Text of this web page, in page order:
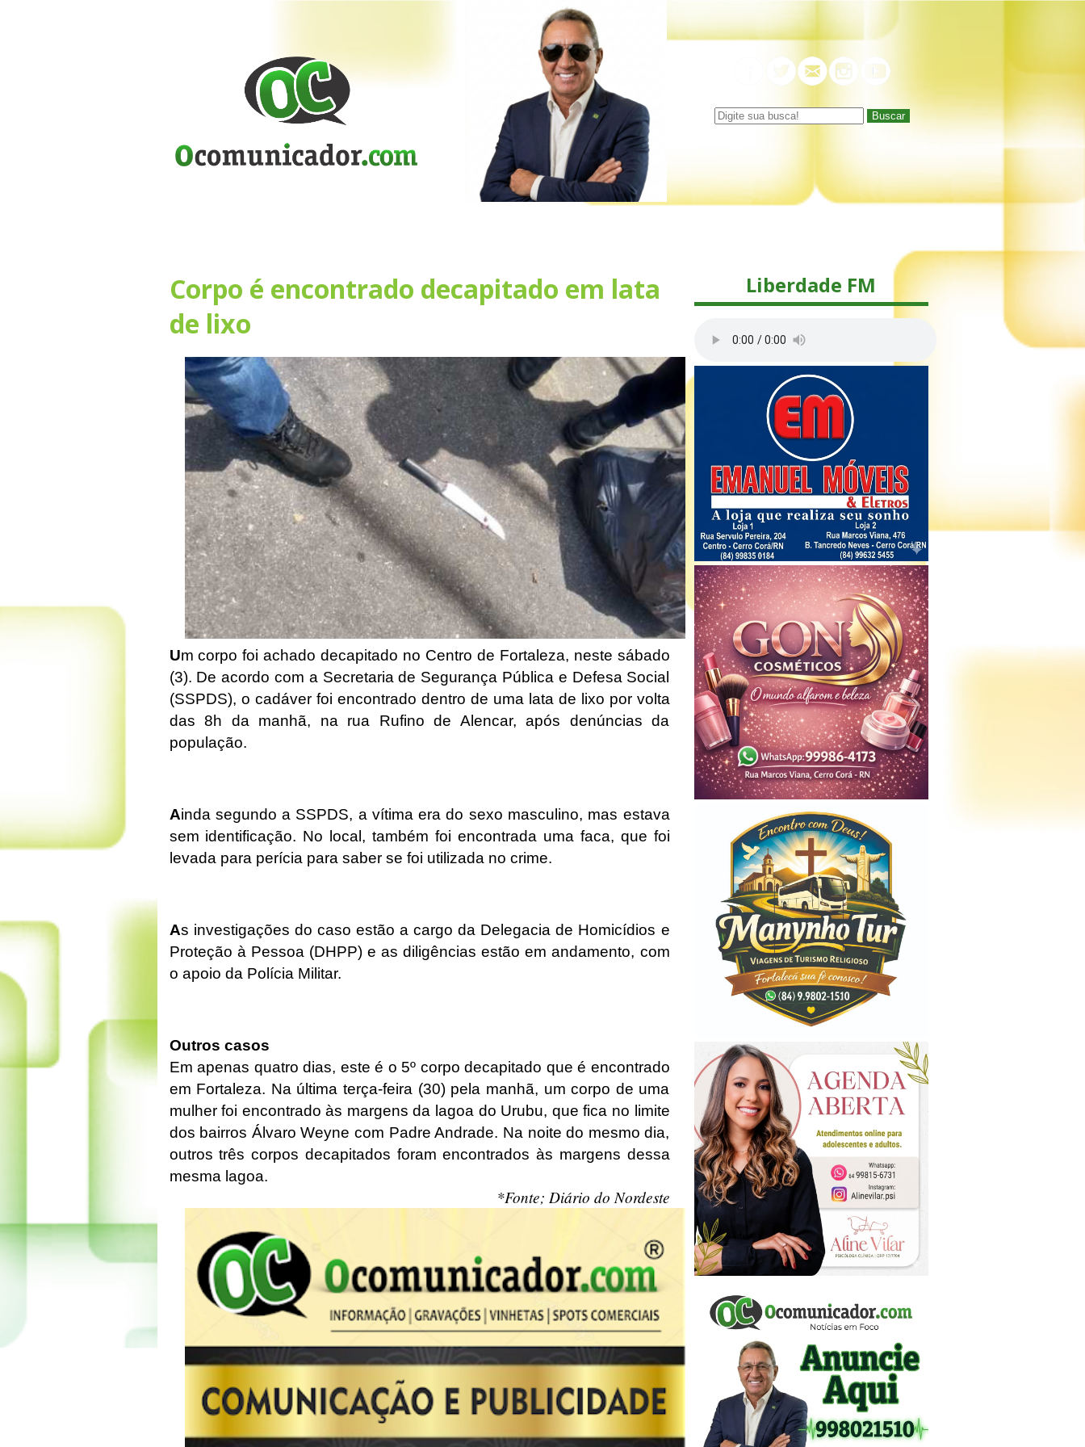
Buscar
Corpo é encontrado decapitado em lata
de lixo
Um corpo foi achado decapitado no Centro de Fortaleza, neste sábado
(3). De acordo com a Secretaria de Segurança Pública e Defesa Social
(SSPDS), o cadáver foi encontrado dentro de uma lata de lixo por volta
das 8h da manhã, na rua Rufino de Alencar, após denúncias da
população.
Ainda segundo a SSPDS, a vítima era do sexo masculino, mas estava
sem identificação. No local, também foi encontrada uma faca, que foi
levada para perícia para saber se foi utilizada no crime.
As investigações do caso estão a cargo da Delegacia de Homicídios e
Proteção à Pessoa (DHPP) e as diligências estão em andamento, com
o apoio da Polícia Militar.
Outros casos
Em apenas quatro dias, este é o 5º corpo decapitado que é encontrado
em Fortaleza. Na última terça-feira (30) pela manhã, um corpo de uma
mulher foi encontrado às margens da lagoa do Urubu, que fica no limite
dos bairros Álvaro Weyne com Padre Andrade. Na noite do mesmo dia,
outros três corpos decapitados foram encontrados às margens dessa
mesma lagoa.
*Fonte; Diário do Nordeste
Liberdade FM